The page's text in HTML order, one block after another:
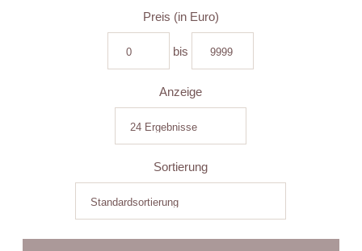
Preis (in Euro)
bis
Anzeige
Sortierung